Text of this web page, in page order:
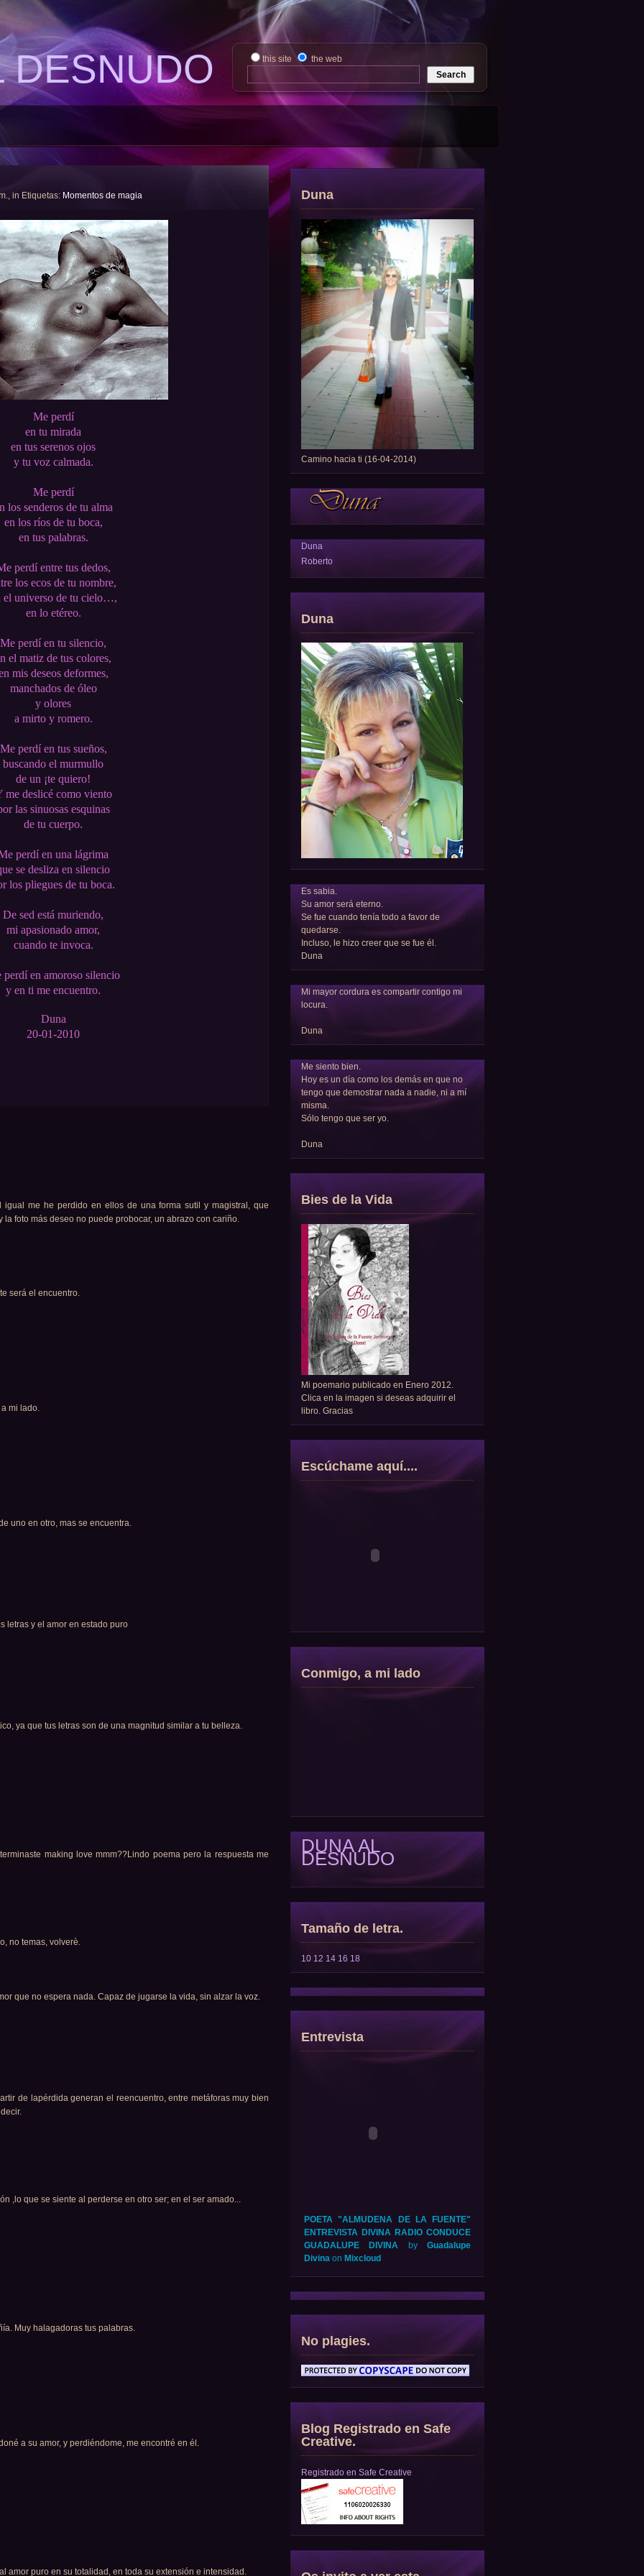
DESNUDO this site the web
in Etiquetas: Momentos de magia
Me perdí
en tu mirada
en tus serenos ojos
y tu voz calmada.
Me perdí
los senderos de tu alma
en los ríos de tu boca,
en tus palabras.
perdí entre tus dedos,
los ecos de tu nombre,
el universo de tu cielo…,
en lo etéreo.
Me perdí en tu silencio,
el matiz de tus colores,
mis deseos deformes,
manchados de óleo
y olores
a mirto y romero.
Me perdí en tus sueños,
buscando el murmullo
de un ¡te quiero!
me deslicé como viento
las sinuosas esquinas
de tu cuerpo.
perdí en una lágrima
se desliza en silencio
los pliegues de tu boca.
De sed está muriendo,
mi apasionado amor,
cuando te invoca.
perdí en amoroso silencio
y en ti me encuentro.
Duna
20-01-2010
igual me he perdido en ellos de una forma sutil y magistral, que
foto más deseo no puede probocar, un abrazo con cariño.
será el encuentro.
mi lado.
uno en otro, mas se encuentra.
letras y el amor en estado puro
ya que tus letras son de una magnitud similar a tu belleza.
making love mmm??Lindo poema pero la respuesta me
no temas, volverè.
que no espera nada. Capaz de jugarse la vida, sin alzar la voz.
de lapérdida generan el reencuentro, entre metáforas muy bien
,lo que se siente al perderse en otro ser; en el ser amado...
Muy halagadoras tus palabras.
a su amor, y perdiéndome, me encontré en él.
amor puro en su totalidad, en toda su extensión e intensidad.
Duna
Camino hacia ti (16-04-2014)
Duna
Roberto
Duna
Es sabia.
Su amor será eterno.
Se fue cuando tenía todo a favor de
quedarse.
Incluso, le hizo creer que se fue él.
Duna
Mi mayor cordura es compartir contigo mi
locura.
Duna
Me siento bien.
Hoy es un día como los demás en que no
tengo que demostrar nada a nadie, ni a mí
misma.
Sólo tengo que ser yo.
Duna
Bies de la Vida
Mi poemario publicado en Enero 2012.
Clica en la imagen si deseas adquirir el
libro. Gracias
Escúchame aquí....
Conmigo, a mi lado
DUNA AL
DESNUDO
Tamaño de letra.
10 12 14 16 18
Entrevista
POETA "ALMUDENA DE LA FUENTE"
ENTREVISTA DIVINA RADIO CONDUCE
GUADALUPE DIVINA byGuadalupe
Divina on Mixcloud
No plagies.
Blog Registrado en Safe
Creative.
Registrado en Safe Creative